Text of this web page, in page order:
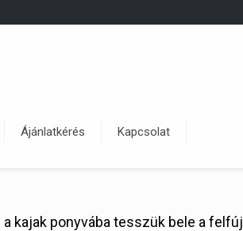
Ájánlatkérés Kapcsolat
kajak ponyvába tesszük bele a